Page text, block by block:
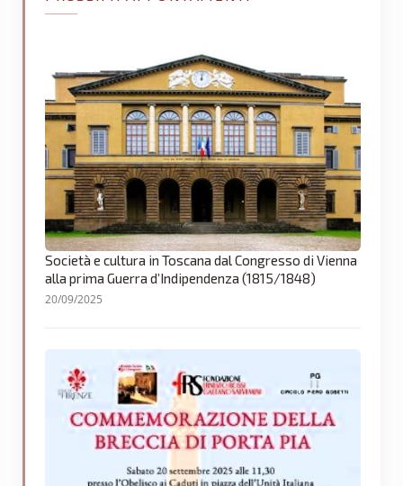
Società e cultura in Toscana dal Congresso di Vienna
alla prima Guerra d’Indipendenza (1815/1848)
20/09/2025